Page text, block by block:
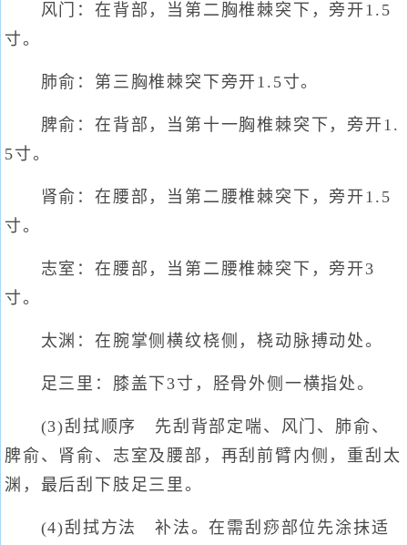
风门：在背部，当第二胸椎棘突下，旁开1.5
寸。
肺俞：第三胸椎棘突下旁开1.5寸。
脾俞：在背部，当第十一胸椎棘突下，旁开1.
5寸。
肾俞：在腰部，当第二腰椎棘突下，旁开1.5
寸。
志室：在腰部，当第二腰椎棘突下，旁开3
寸。
太渊：在腕掌侧横纹桡侧，桡动脉搏动处。
足三里：膝盖下3寸，胫骨外侧一横指处。
(3)刮拭顺序 先刮背部定喘、风门、肺俞、
脾俞、肾俞、志室及腰部，再刮前臂内侧，重刮太
渊，最后刮下肢足三里。
(4)刮拭方法 补法。在需刮痧部位先涂抹适